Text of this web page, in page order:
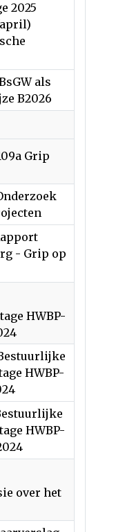
2025
als
B2026
Grip
- Grip op
HWBP-
HWBP-
HWBP-
over het